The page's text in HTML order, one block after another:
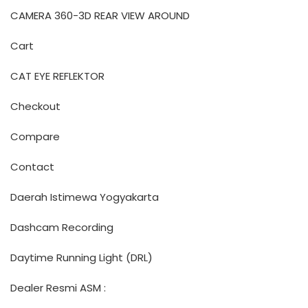
CAMERA 360-3D REAR VIEW AROUND
Cart
CAT EYE REFLEKTOR
Checkout
Compare
Contact
Daerah Istimewa Yogyakarta
Dashcam Recording
Daytime Running Light (DRL)
Dealer Resmi ASM :